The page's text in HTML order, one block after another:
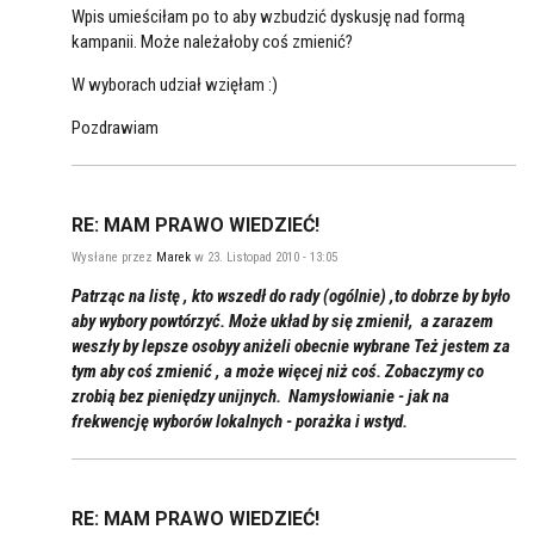
Wpis umieściłam po to aby wzbudzić dyskusję nad formą
kampanii. Może należałoby coś zmienić?
W wyborach udział wzięłam :)
Pozdrawiam
RE: MAM PRAWO WIEDZIEĆ!
Wysłane przez Marek w 23. Listopad 2010 - 13:05
Patrząc na listę , kto wszedł do rady (ogólnie) ,to dobrze by było
aby wybory powtórzyć. Może układ by się zmienił, a zarazem
weszły by lepsze osobyy aniżeli obecnie wybrane Też jestem za
tym aby coś zmienić , a może więcej niż coś. Zobaczymy co
zrobią bez pieniędzy unijnych. Namysłowianie - jak na
frekwencję wyborów lokalnych - porażka i wstyd.
RE: MAM PRAWO WIEDZIEĆ!